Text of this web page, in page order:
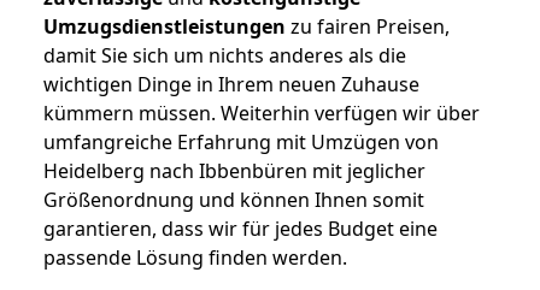
Umzugsdienstleistungen zu fairen Preisen,
damit Sie sich um nichts anderes als die
wichtigen Dinge in Ihrem neuen Zuhause
kümmern müssen. Weiterhin verfügen wir über
umfangreiche Erfahrung mit Umzügen von
Heidelberg nach Ibbenbüren mit jeglicher
Größenordnung und können Ihnen somit
garantieren, dass wir für jedes Budget eine
passende Lösung finden werden.